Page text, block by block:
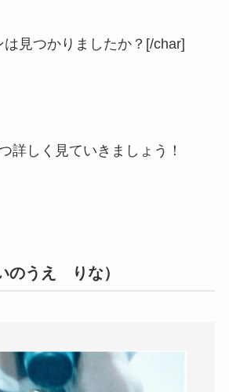
見つかりましたか？ [/char]
詳しく見ていきましょう！
うえ りな）